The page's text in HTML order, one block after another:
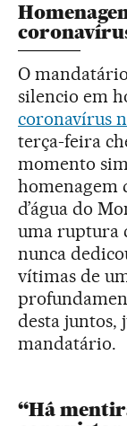
O
silencio em
coronavírus
terça-feira
momento
homenagem
d’água do
uma ruptura
nunca
vítimas de
desta juntos,
mandatário.
“Há